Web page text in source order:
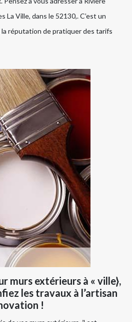
La Ville, dans le 52130,. C’est un
réputation de pratiquer des tarifs
murs extérieurs à « ville},
les travaux à l’artisan
!